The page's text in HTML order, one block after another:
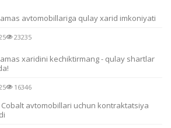
avtomobillariga qulay xarid imkoniyati
23235
xaridini kechiktirmang - qulay shartlar
16346
avtomobillari uchun kontraktatsiya